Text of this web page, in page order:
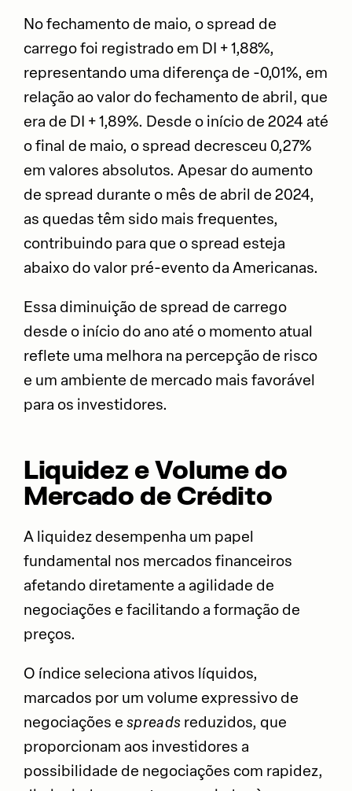
No fechamento de maio, o spread de
carrego foi registrado em DI + 1,88%,
representando uma diferença de -0,01%, em
relação ao valor do fechamento de abril, que
era de DI + 1,89%. Desde o início de 2024 até
o final de maio, o spread decresceu 0,27%
em valores absolutos. Apesar do aumento
de spread durante o mês de abril de 2024,
as quedas têm sido mais frequentes,
contribuindo para que o spread esteja
abaixo do valor pré-evento da Americanas.
Essa diminuição de spread de carrego
desde o início do ano até o momento atual
reflete uma melhora na percepção de risco
e um ambiente de mercado mais favorável
para os investidores.
Liquidez e Volume do
Mercado de Crédito
A liquidez desempenha um papel
fundamental nos mercados financeiros
afetando diretamente a agilidade de
negociações e facilitando a formação de
preços.
O índice seleciona ativos líquidos,
marcados por um volume expressivo de
negociações e spreads reduzidos, que
proporcionam aos investidores a
possibilidade de negociações com rapidez,